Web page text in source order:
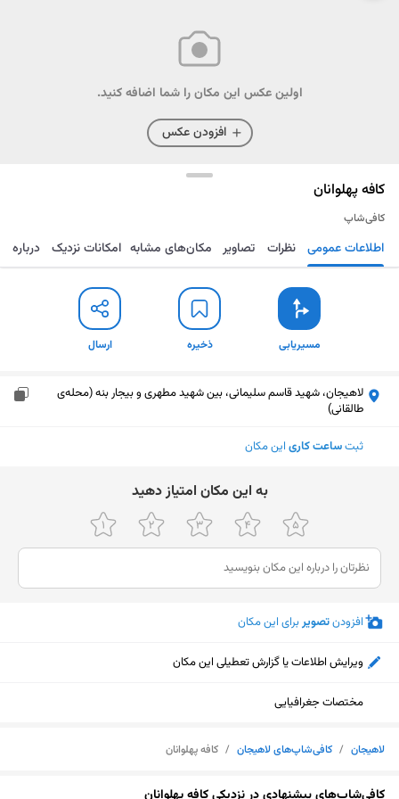
اولین عکس این مکان را شما اضافه کنید.
افزودن عکس
کافه پهلوانان
کافی‌شاپ
مسیریابی ذخیره ارسال اطلاعات عمومی نظرات تصاویر مکان‌های مشابه امکانات نزدیک درباره
مسیریابی ذخیره ارسال
لاهیجان، شهید قاسم سلیمانی، بین شهید مطهری و بیجار بنه (محله‌ی
طالقانی)
ثبتساعت کاری این مکان
ﺑﻪ اﯾﻦ ﻣﮑﺎن اﻣﺘﯿﺎز دﻫﯿﺪ
افزودنتصویربرای این مکان
ویرایش اطلاعات یا گزارش تعطیلی این مکان
مختصات جغرافیایی
لاهیجان / کافی‌شاپ‌های لاهیجان / کافه پهلوانان